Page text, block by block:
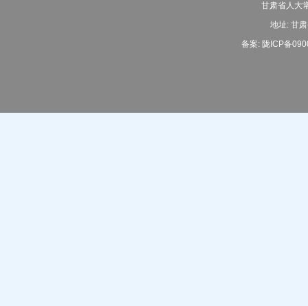
甘肃省人大
地址: 甘
备案: 陇ICP备